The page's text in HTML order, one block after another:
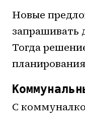
Новые
запрашивать
Тогда
С